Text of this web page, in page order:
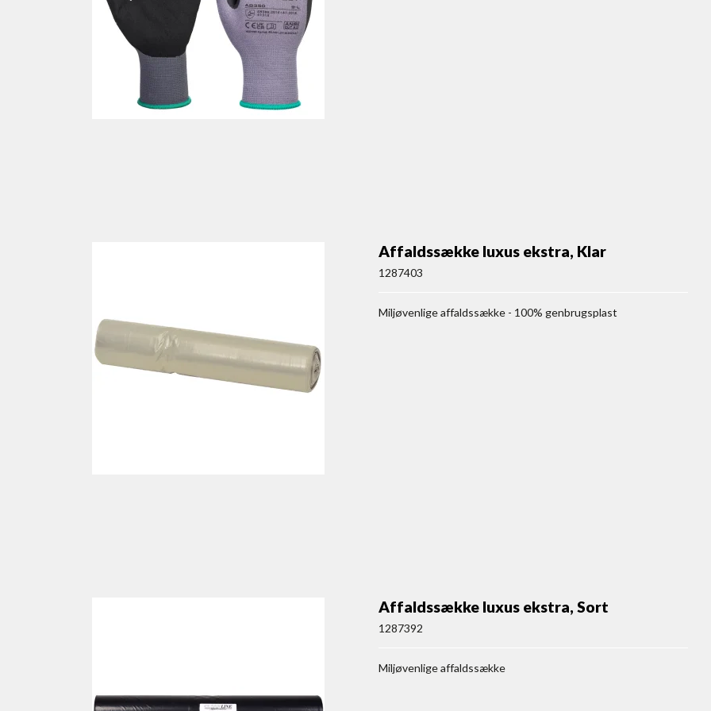
Affaldssække luxus ekstra, Klar
1287403
Miljøvenlige affaldssække - 100% genbrugsplast
Affaldssække luxus ekstra, Sort
1287392
Miljøvenlige affaldssække